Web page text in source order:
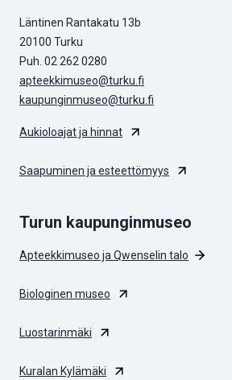
Läntinen Rantakatu 13b
20100 Turku
Puh. 02 262 0280
apteekkimuseo@turku.fi
kaupunginmuseo@turku.fi
Aukioloajat ja hinnat
Saapuminen ja esteettömyys
Turun kaupunginmuseo
Apteekkimuseo ja Qwenselin talo
Biologinen museo
Luostarinmäki
Kuralan Kylämäki